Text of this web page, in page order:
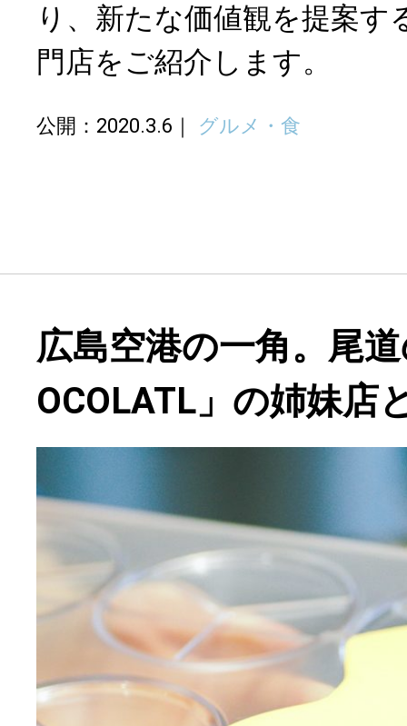
り、新たな価値観を提案す
門店をご紹介します。
公開：2020.3.6 グルメ・食
広島空港の一角。尾
OCOLATL」の姉妹店